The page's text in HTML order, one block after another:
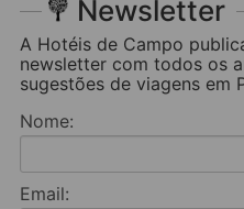
Newsletter
A Hotéis de Campo
newsletter com todos os
sugestões de viagens em
Nome:
Email: